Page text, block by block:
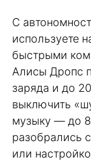
С
используете
быстрыми
Алисы Дропс
заряда и до
выключить
музыку — до 8
разобрались
или